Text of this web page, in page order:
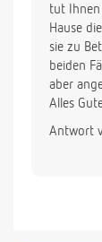
tut Ihnen
Hause
sie zu
beiden
aber
Alles
Antwort